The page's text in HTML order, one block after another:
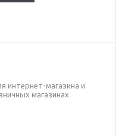
интернет-магазина и
магазинах